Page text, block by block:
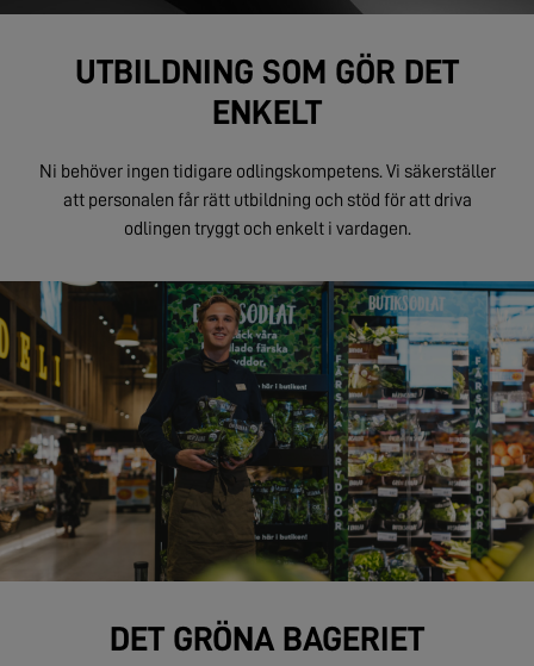
UTBILDNING SOM GÖR DET
ENKELT
Ni behöver ingen tidigare odlingskompetens. Vi säkerställer
att personalen får rätt utbildning och stöd för att driva
odlingen tryggt och enkelt i vardagen.
DET GRÖNA BAGERIET